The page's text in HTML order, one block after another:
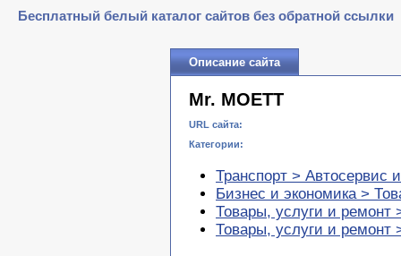
Бесплатный белый каталог сайтов без обратной ссылки
Описание сайта
Mr. MOETT
URL сайта:
Категории:
Транспорт > Автосервис
Бизнес и экономика >
Товары, услуги и ремонт
Товары, услуги и ремонт